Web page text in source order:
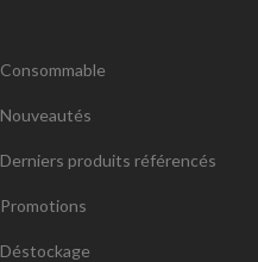
Consommable
Nouveautés
Derniers produits référencés
Promotions
Déstockage